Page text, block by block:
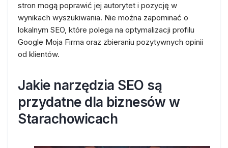
stron mogą poprawić jej autorytet i pozycję w
wynikach wyszukiwania. Nie można zapominać o
lokalnym SEO, które polega na optymalizacji profilu
Google Moja Firma oraz zbieraniu pozytywnych opinii
od klientów.
Jakie narzędzia SEO są
przydatne dla biznesów w
Starachowicach